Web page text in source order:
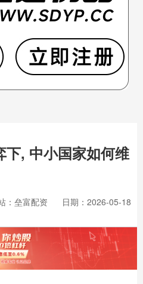
下, 中小国家如何维
：垒富配资
日期：2026-05-18